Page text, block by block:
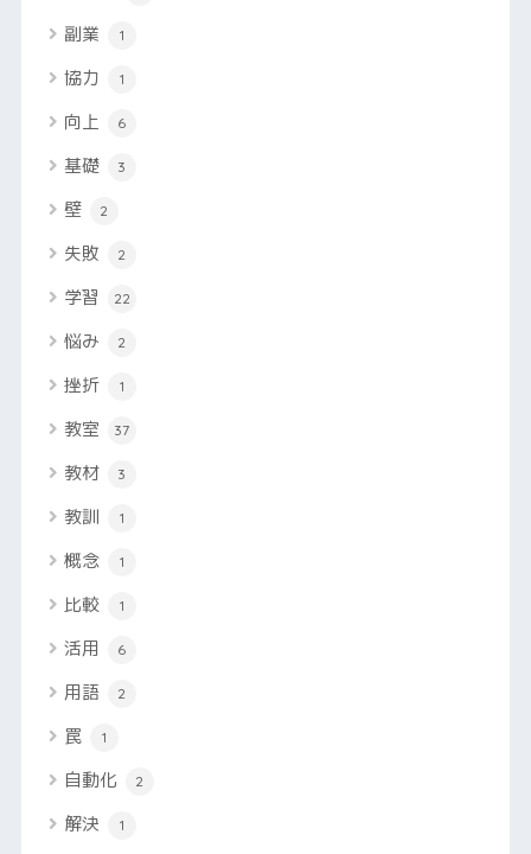
副業 1
協力 1
向上 6
基礎 3
壁 2
失敗 2
学習 22
悩み 2
挫折 1
教室 37
教材 3
教訓 1
概念 1
比較 1
活用 6
用語 2
罠 1
自動化 2
解決 1